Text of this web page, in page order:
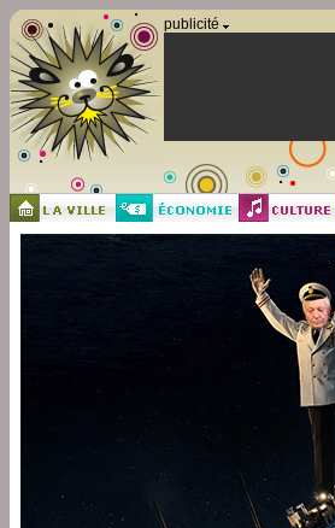
publicité
Panneau de gestion des cookies